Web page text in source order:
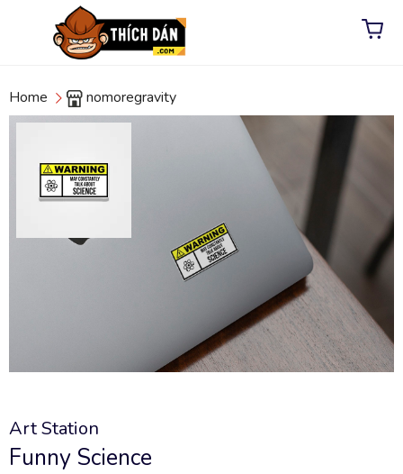
Home nomoregravity
Art Station
Funny Science